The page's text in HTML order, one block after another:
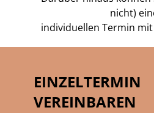
nicht)
individuellen Termin
EINZELTERMIN
VEREINBAREN